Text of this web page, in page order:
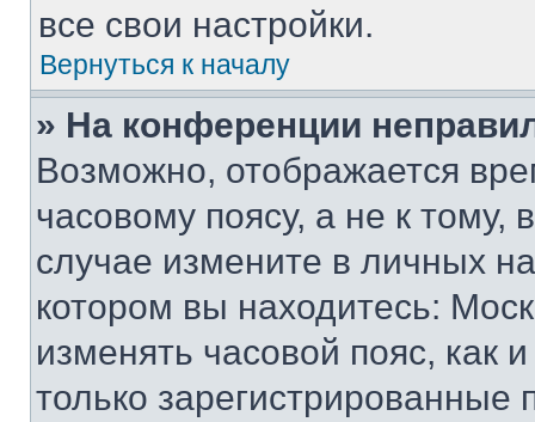
все свои настройки.
Вернуться к началу
» На конференции
Возможно, отображается
часовому поясу, а не к тому,
случае измените в личных
котором вы находитесь:
изменять часовой пояс, как
только